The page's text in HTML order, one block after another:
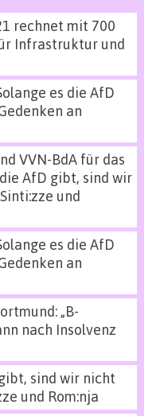
rechnet mit 700
Infrastruktur und
es die AfD
an
VVN-BdA für das
die AfD gibt, sind wir
und
es die AfD
an
„B-
nach Insolvenz
sind wir nicht
und Rom:nja